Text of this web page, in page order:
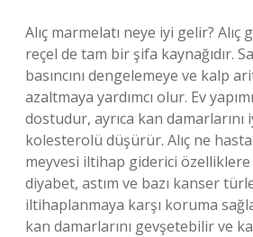
Alıç marmelatı neye iyi gelir? Alıç
reçel de tam bir şifa kaynağıdır.
basıncını dengelemeye ve kalp
azaltmaya yardımcı olur. Ev
dostudur, ayrıca kan damarlarını
kolesterolü düşürür. Alıç ne
meyvesi iltihap giderici
diyabet, astım ve bazı kanser
iltihaplanmaya karşı koruma
kan damarlarını gevşetebilir ve